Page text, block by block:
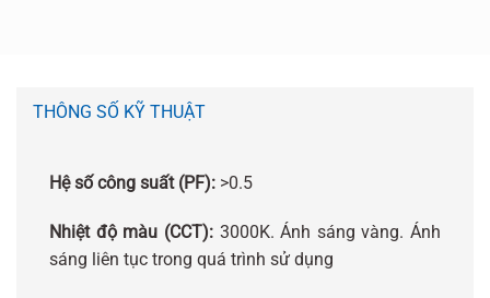
THÔNG SỐ KỸ THUẬT
Hệ số công suất (PF): >0.5
Nhiệt độ màu (CCT):3000K. Ánh sáng vàng. Ánh
sáng liên tục trong quá trình sử dụng